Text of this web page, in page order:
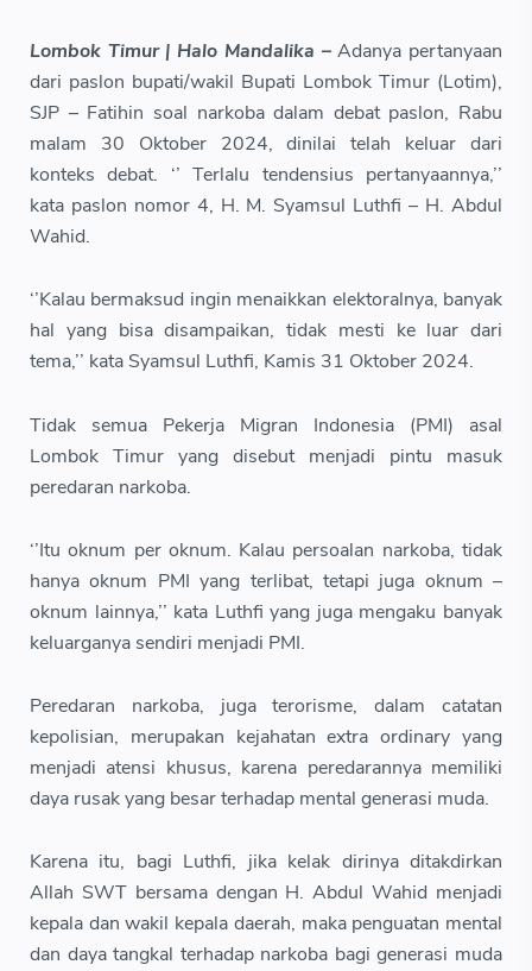
Lombok Timur | Halo Mandalika –Adanya pertanyaan
dari paslon bupati/wakil Bupati Lombok Timur (Lotim),
SJP – Fatihin soal narkoba dalam debat paslon, Rabu
malam 30 Oktober 2024, dinilai telah keluar dari
konteks debat. ‘’ Terlalu tendensius pertanyaannya,’’
kata paslon nomor 4, H. M. Syamsul Luthfi – H. Abdul
Wahid.
‘’Kalau bermaksud ingin menaikkan elektoralnya, banyak
hal yang bisa disampaikan, tidak mesti ke luar dari
tema,’’ kata Syamsul Luthfi, Kamis 31 Oktober 2024.
Tidak semua Pekerja Migran Indonesia (PMI) asal
Lombok Timur yang disebut menjadi pintu masuk
peredaran narkoba.
‘’Itu oknum per oknum. Kalau persoalan narkoba, tidak
hanya oknum PMI yang terlibat, tetapi juga oknum –
oknum lainnya,’’ kata Luthfi yang juga mengaku banyak
keluarganya sendiri menjadi PMI.
Peredaran narkoba, juga terorisme, dalam catatan
kepolisian, merupakan kejahatan extra ordinary yang
menjadi atensi khusus, karena peredarannya memiliki
daya rusak yang besar terhadap mental generasi muda.
Karena itu, bagi Luthfi, jika kelak dirinya ditakdirkan
Allah SWT bersama dengan H. Abdul Wahid menjadi
kepala dan wakil kepala daerah, maka penguatan mental
dan daya tangkal terhadap narkoba bagi generasi muda